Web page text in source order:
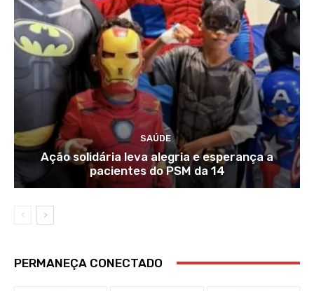
SAÚDE
Ação solidária leva alegria e esperança a
pacientes do PSM da 14
PERMANEÇA CONECTADO